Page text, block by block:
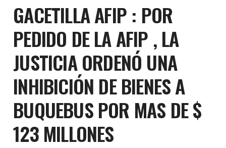
GACETILLA AFIP : POR
PEDIDO DE LA AFIP , LA
JUSTICIA ORDENÓ UNA
INHIBICIÓN DE BIENES A
BUQUEBUS POR MAS DE $
123 MILLONES